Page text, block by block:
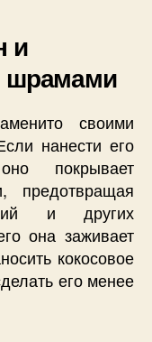
и
шрамами
своими
нанести его
покрывает
предотвращая
и других
она заживает
кокосовое
его менее